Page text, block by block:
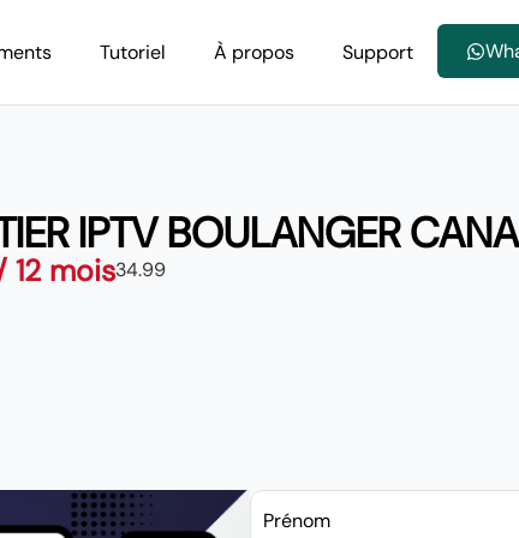
Tutoriel À propos Support
IPTV BOULANGER
12 mois34.99
Prénom